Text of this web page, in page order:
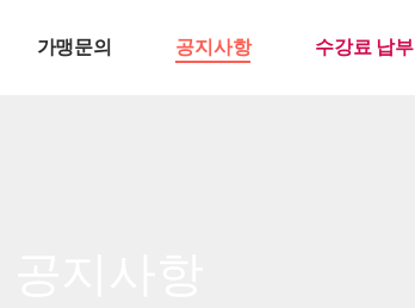
가맹문의 공지사항 수강료 납부